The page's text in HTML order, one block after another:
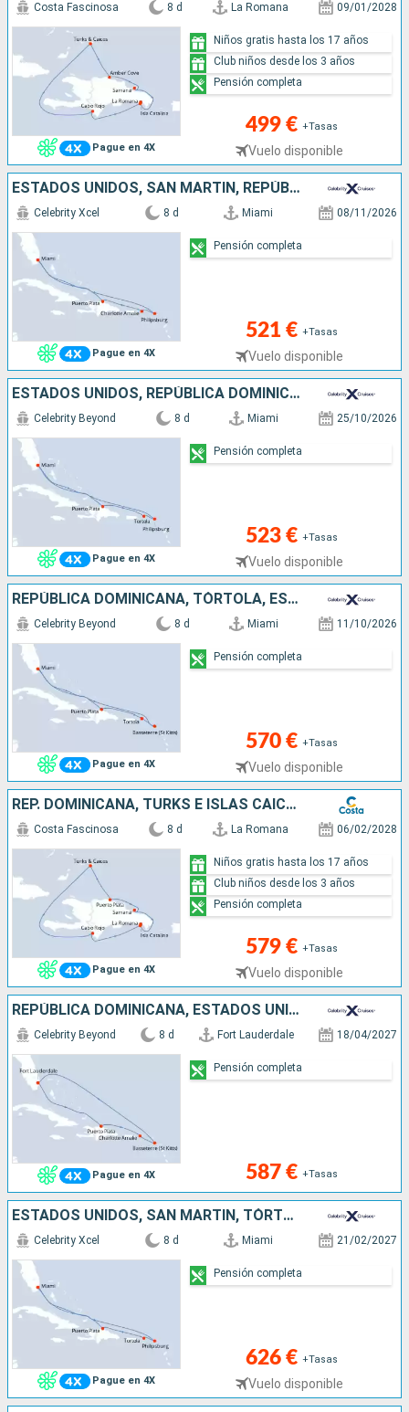
Pague en 4X
Costa Fascinosa 8 d La Romana 09/01/2028
499 € +Tasas
Vuelo disponible
Niños gratis hasta los 17 años
Club niños desde los 3 años
Pensión completa
ESTADOS UNIDOS, SAN MARTÍN, REPÚBLICA DOMINICANA
Pague en 4X
Celebrity Xcel 8 d Miami 08/11/2026
521 € +Tasas
Vuelo disponible
Pensión completa
ESTADOS UNIDOS, REPÚBLICA DOMINICANA, TÓRTOLA, SAN MARTÍN
Pague en 4X
Celebrity Beyond 8 d Miami 25/10/2026
523 € +Tasas
Vuelo disponible
Pensión completa
REPÚBLICA DOMINICANA, TÓRTOLA, ESTADOS UNIDOS
Pague en 4X
Celebrity Beyond 8 d Miami 11/10/2026
570 € +Tasas
Vuelo disponible
Pensión completa
REP. DOMINICANA, TURKS E ISLAS CAICOS
Pague en 4X
Costa Fascinosa 8 d La Romana 06/02/2028
579 € +Tasas
Vuelo disponible
Niños gratis hasta los 17 años
Club niños desde los 3 años
Pensión completa
REPÚBLICA DOMINICANA, ESTADOS UNIDOS
Pague en 4X
Celebrity Beyond 8 d Fort Lauderdale 18/04/2027
587 € +Tasas
Pensión completa
ESTADOS UNIDOS, SAN MARTÍN, TÓRTOLA, REPÚBLICA DOMINICANA
Pague en 4X
Celebrity Xcel 8 d Miami 21/02/2027
626 € +Tasas
Vuelo disponible
Pensión completa